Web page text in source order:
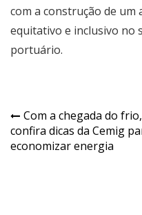
com a construção de um
equitativo e inclusivo
portuário.
Navegação
de
Com a chegada do frio,
confira dicas da Cemig
economizar energia